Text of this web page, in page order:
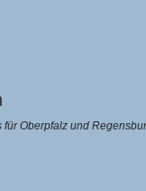
Oberpfalz und